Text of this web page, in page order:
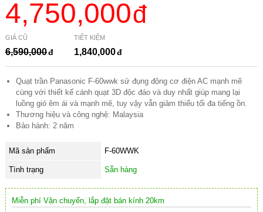
4,750,000
GIÁ CŨ
6,590,000
TIẾT KIỆM
1,840,000
Quạt trần Panasonic F-60wwk sử đụng động cơ điện AC mạnh mẽ
cùng với thiết kế cánh quạt 3D độc đáo và duy nhất giúp mang lại
luồng gió êm ái và mạnh mẽ, tuy vậy vẫn giảm thiểu tối đa tiếng ồn.
Thương hiệu và công nghệ: Malaysia
Bảo hành: 2 năm
Mã sản phẩm F-60WWK
Tình trạng Sẵn hàng
Miễn phí Vận chuyển, lắp đặt bán kính 20km